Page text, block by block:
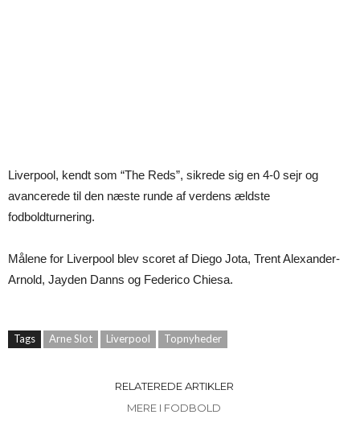
Liverpool, kendt som “The Reds”, sikrede sig en 4-0 sejr og
avancerede til den næste runde af verdens ældste
fodboldturnering.
Målene for Liverpool blev scoret af Diego Jota, Trent Alexander-
Arnold, Jayden Danns og Federico Chiesa.
Tags Arne Slot Liverpool Topnyheder
RELATEREDE ARTIKLER
MERE I FODBOLD